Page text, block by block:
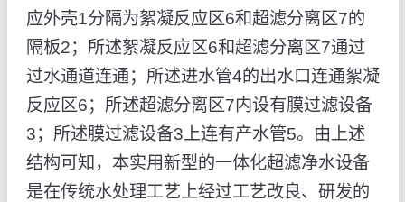
应外壳1分隔为絮凝反应区6和超滤分离区7的
隔板2；所述絮凝反应区6和超滤分离区7通过
过水通道连通；所述进水管4的出水口连通絮凝
反应区6；所述超滤分离区7内设有膜过滤设备
3；所述膜过滤设备3上连有产水管5。由上述
结构可知，本实用新型的一体化超滤净水设备
是在传统水处理工艺上经过工艺改良、研发的